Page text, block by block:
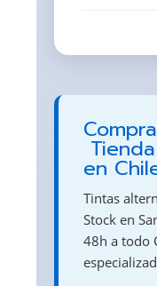

en
Tintas
Stock en
48h a todo